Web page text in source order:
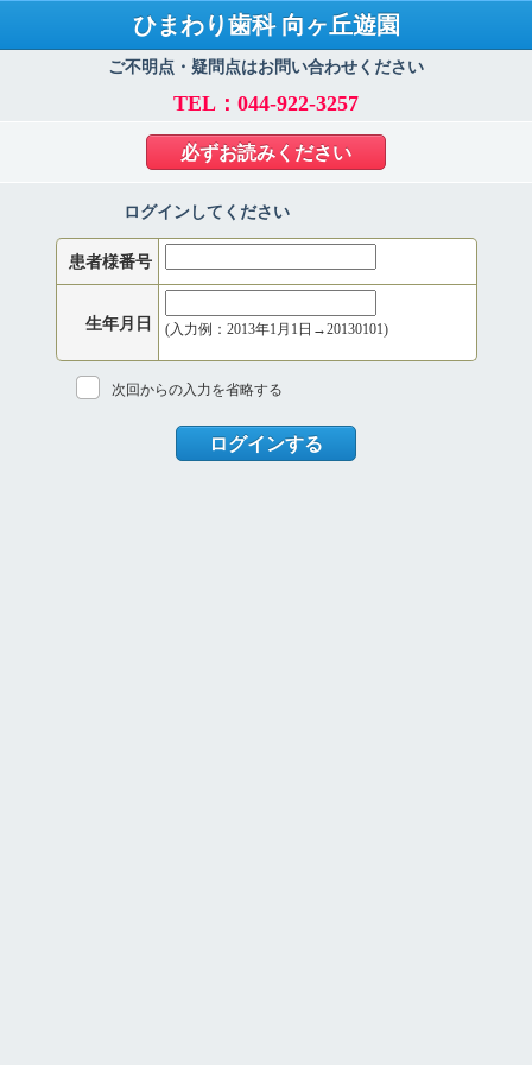
ひまわり歯科 向ヶ丘遊園
ご不明点・疑問点はお問い合わせください
TEL：044-922-3257
必ずお読みください
ログインしてください
患者様番号
生年月日 (入力例：2013年1月1日→20130101)
次回からの入力を省略する
ログインする